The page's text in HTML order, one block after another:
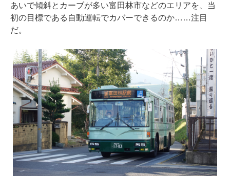
あいで傾斜とカーブが多い富田林市などのエリアを、当
初の目標である自動運転でカバーできるのか……注目
だ。